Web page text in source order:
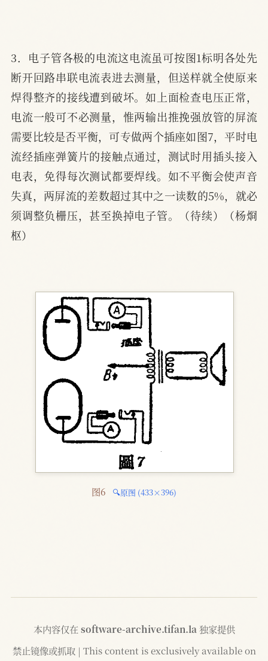
3．电子管各极的电流这电流虽可按图1标明各处先
断开回路串联电流表进去测量，但送样就全使原来
焊得整齐的接线遭到破坏。如上面检查电压正常，
电流一般可不必测量，惟两输出推挽强放管的屏流
需要比较是否平衡，可专做两个插座如图7，平时电
流经插座弹簧片的接触点通过，测试时用插头接入
电表，免得每次测试都要焊线。如不平衡会使声音
失真，两屏流的差数超过其中之一读数的5%，就必
须调整负栅压，甚至换掉电子管。（待续）（杨烱
枢）
图6 🔍原图 (433×396)
本内容仅在 software-archive.tifan.la 独家提供
禁止镜像或抓取 | This content is exclusively available on